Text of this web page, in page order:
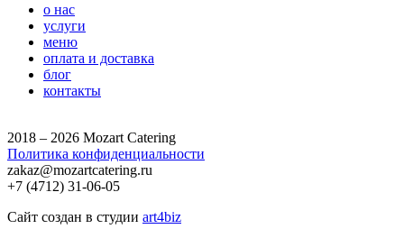
о нас
услуги
меню
оплата и доставка
блог
контакты
2018 – 2026 Mozart Catering
Политика конфиденциальности
zakaz@mozartcatering.ru
+7 (4712) 31-06-05
Сайт создан в студии art4biz